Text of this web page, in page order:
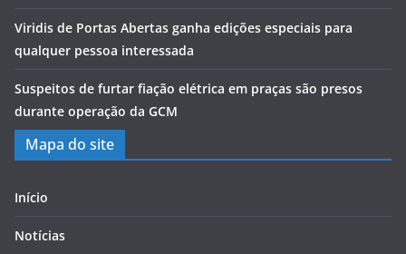
Viridis de Portas Abertas ganha edições especiais para
qualquer pessoa interessada
Suspeitos de furtar fiação elétrica em praças são presos
durante operação da GCM
Mapa do site
Início
Notícias